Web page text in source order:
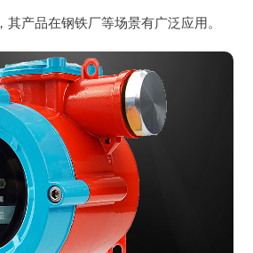
其产品在钢铁厂等场景有广泛应用。